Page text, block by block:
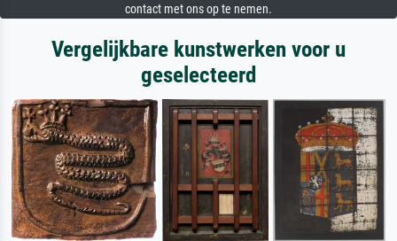
contact met ons op te nemen.
Vergelijkbare kunstwerken voor u
geselecteerd